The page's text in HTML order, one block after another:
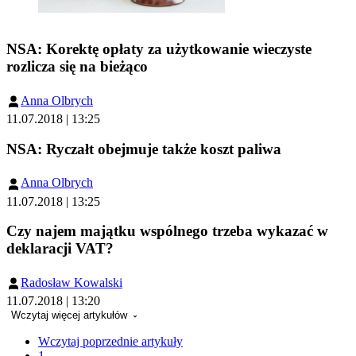
NSA: Korektę opłaty za użytkowanie wieczyste
rozlicza się na bieżąco
Anna Olbrych
11.07.2018 | 13:25
NSA: Ryczałt obejmuje także koszt paliwa
Anna Olbrych
11.07.2018 | 13:25
Czy najem majątku wspólnego trzeba wykazać w
deklaracji VAT?
Radosław Kowalski
11.07.2018 | 13:20
Wczytaj więcej artykułów
Wczytaj poprzednie artykuły